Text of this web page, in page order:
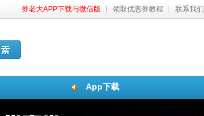
券老大APP下载与微信版 领取优惠券教程 联系我们
App下载